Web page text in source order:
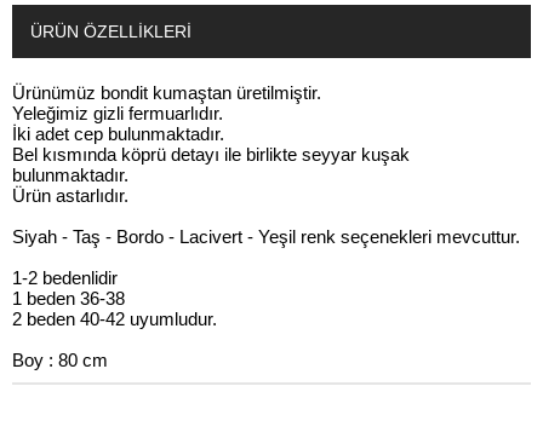
ÜRÜN ÖZELLIKLERI
Ürünümüz bondit kumaştan üretilmiştir.
Yeleğimiz gizli fermuarlıdır.
İki adet cep bulunmaktadır.
Bel kısmında köprü detayı ile birlikte seyyar kuşak
bulunmaktadır.
Ürün astarlıdır.
Siyah - Taş - Bordo - Lacivert - Yeşil renk seçenekleri mevcuttur.
1-2 bedenlidir
1 beden 36-38
2 beden 40-42 uyumludur.
Boy : 80 cm